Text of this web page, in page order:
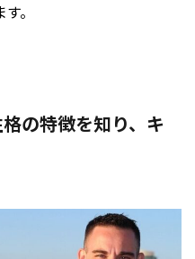
。
の特徴を知り、キ